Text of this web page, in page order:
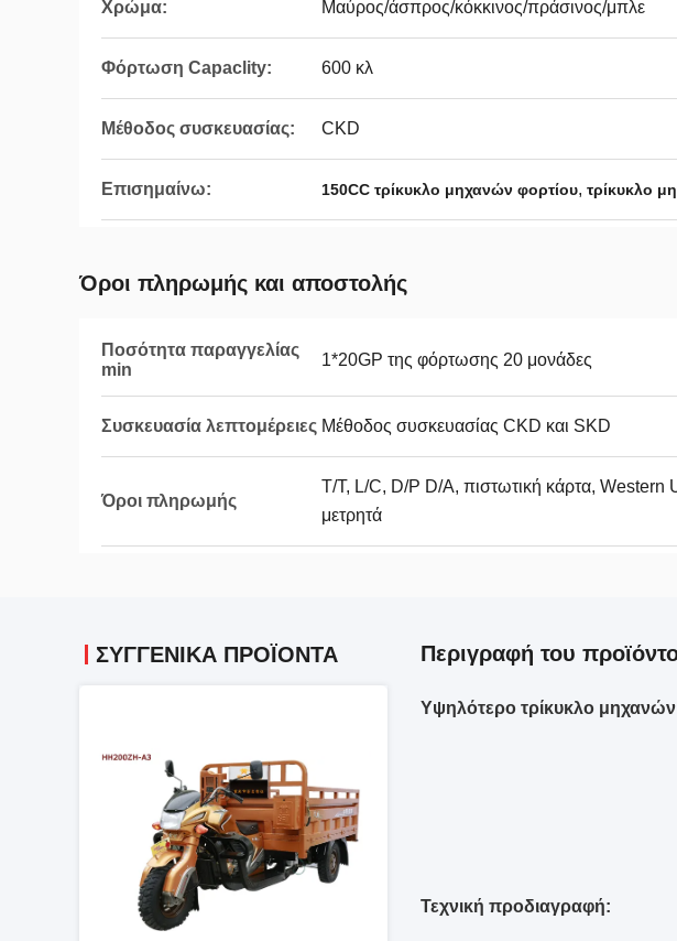
Χρώμα: Μαύρος/άσπρος/κόκκινος/πράσινος/μπλε
Φόρτωση Capaclity: 600 κλ
Μέθοδος συσκευασίας: CKD
Επισημαίνω: 150CC τρίκυκλο μηχανών φορτίου, τρίκυκλο
Όροι πληρωμής και αποστολής
Ποσότητα παραγγελίας
min
1*20GP της φόρτωσης 20 μονάδες
Συσκευασία λεπτομέρειες Μέθοδος συσκευασίας CKD και SKD
Όροι πληρωμής
T/T, L/C, D/P D/A, πιστωτική κάρτα, Western
μετρητά
ΣΥΓΓΕΝΙΚΆ ΠΡΟΪΌΝΤΑ Περιγραφή του
Υψηλότερο τρίκυκλο μηχανών
Τεχνική προδιαγραφή: